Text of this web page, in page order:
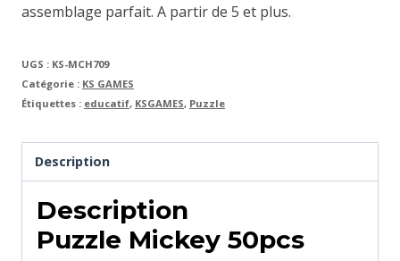
assemblage parfait. A partir de 5 et plus.
UGS : KS-MCH709
Catégorie : KS GAMES
Étiquettes : educatif, KSGAMES, Puzzle
Description
Description
Puzzle Mickey 50pcs